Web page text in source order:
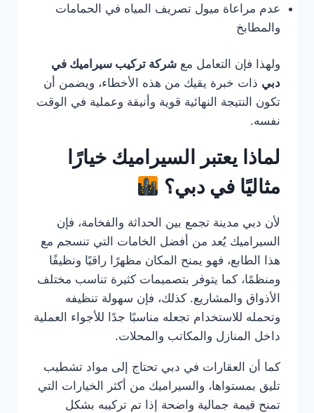
عدم مراعاة ميول تصريف المياه في الحمامات
والمطابخ
ولهذا فإن التعامل مع شركة تركيب سيراميك في
دبي ذات خبرة يقيك من هذه الأخطاء، ويضمن أن
تكون النتيجة النهائية قوية وأنيقة وعملية في الوقت
نفسه.
لماذا يعتبر السيراميك خيارًا
مثاليًا في دبي؟
لأن دبي مدينة تجمع بين الحداثة والفخامة، فإن
السيراميك يُعد من أفضل الخامات التي تنسجم مع
هذا الطابع، فهو يمنح المكان مظهرًا راقيًا ونظيفًا
ومنظمًا، كما يتوفر بتصميمات كثيرة تناسب مختلف
الأذواق والمشاريع. كذلك، فإن سهولة تنظيفه
وتحمله للاستخدام تجعله مناسبًا جدًا للأجواء العملية
داخل المنازل والمكاتب والمحلات.
كما أن العقارات في دبي تحتاج إلى مواد تشطيب
تليق بمستواها، والسيراميك من أكثر الخيارات التي
تمنح قيمة جمالية واضحة إذا تم تركيبه بشكل